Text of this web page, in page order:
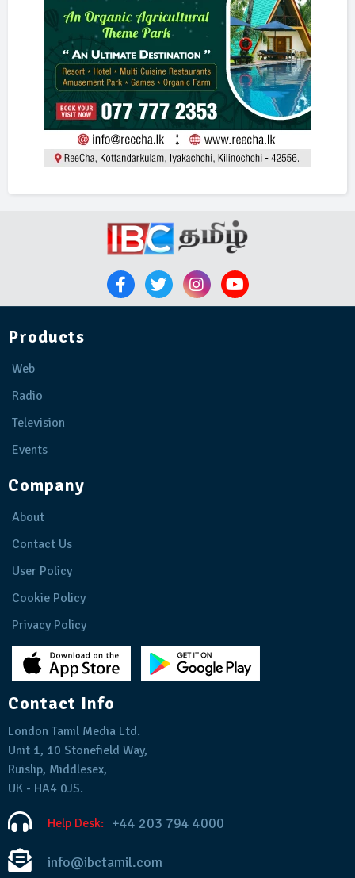
Products
Web
Radio
Television
Events
Company
About
Contact Us
User Policy
Cookie Policy
Privacy Policy
Contact Info
London Tamil Media Ltd.
Unit 1, 10 Stonefield Way,
Ruislip, Middlesex,
UK - HA4 0JS.
Help Desk: +44 203 794 4000
info@ibctamil.com